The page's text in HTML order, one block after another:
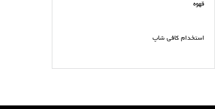
قهوه
استخدام کافی شاپ